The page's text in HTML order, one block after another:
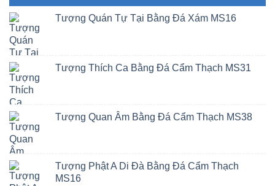
Tượng Quán Tự Tại Bằng Đá Xám MS16
Tượng Thích Ca Bằng Đá Cẩm Thạch MS31
Tượng Quan Âm Bằng Đá Cẩm Thạch MS38
Tượng Phật A Di Đà Bằng Đá Cẩm Thạch
MS16